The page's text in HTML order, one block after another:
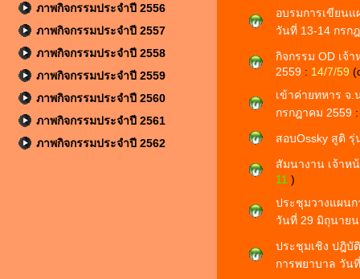
ภาพกิจกรรมประจำปี 2556
ภาพกิจกรรมประจำปี 2557
ภาพกิจกรรมประจำปี 2558
ภาพกิจกรรมประจำปี 2559
ภาพกิจกรรมประจำปี 2560
ภาพกิจกรรมประจำปี 2561
ภาพกิจกรรมประจำปี 2562
อบรมการเขียนแ
วันที่ 13-14 กรก
กิจกรรม OD เจ้
2559 : 14/7/59
เข้าค่ายทหาร จ
กรกฎาคม 2559
สอบOssky สูติ
สัมนางาน เจ้าห
11 )
ประชุมวางแผน
วันที่ 29 มิถุนาย
ประชุมเชิง ปฎิบั
การพยาบาล วัน